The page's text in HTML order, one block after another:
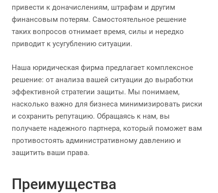
привести к доначислениям, штрафам и другим
финансовым потерям. Самостоятельное решение
таких вопросов отнимает время, силы и нередко
приводит к усугублению ситуации.
Наша юридическая фирма предлагает комплексное
решение: от анализа вашей ситуации до выработки
эффективной стратегии защиты. Мы понимаем,
насколько важно для бизнеса минимизировать риски
и сохранить репутацию. Обращаясь к нам, вы
получаете надежного партнера, который поможет вам
противостоять административному давлению и
защитить ваши права.
Преимущества